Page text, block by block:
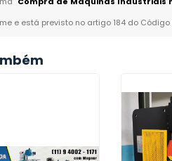
e está previsto no artigo 184 do Código